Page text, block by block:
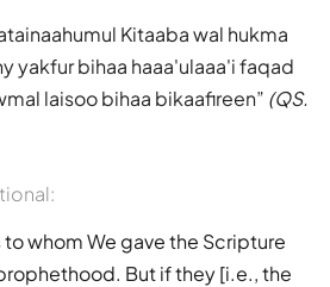
Kitaaba wal hukma
yakfur bihaa haaa'ulaaa'i faqad
laisoo bihaa bikaafireen (QS.
to whom We gave the Scripture
But if they [i.e., the